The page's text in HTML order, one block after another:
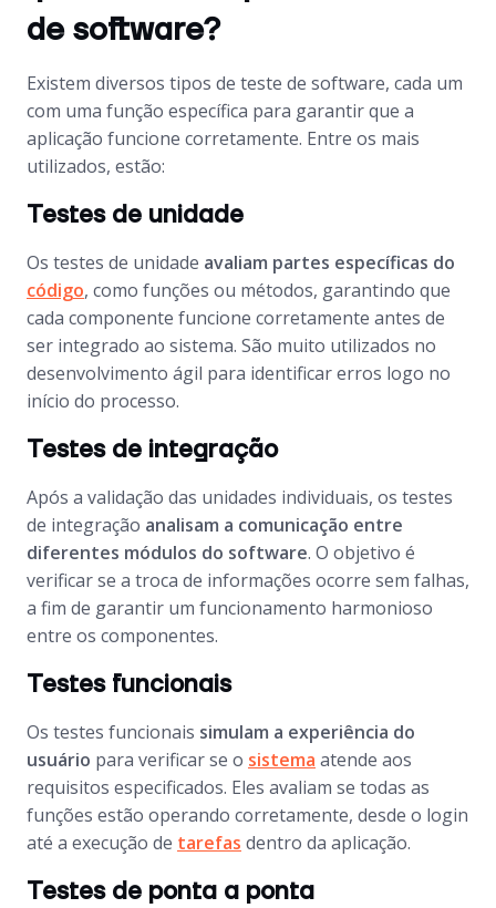
de software?
Existem diversos tipos de teste de software, cada um
com uma função específica para garantir que a
aplicação funcione corretamente. Entre os mais
utilizados, estão:
Testes de unidade
Os testes de unidade avaliam partes específicas do
código, como funções ou métodos, garantindo que
cada componente funcione corretamente antes de
ser integrado ao sistema. São muito utilizados no
desenvolvimento ágil para identificar erros logo no
início do processo.
Testes de integração
Após a validação das unidades individuais, os testes
de integração analisam a comunicação entre
diferentes módulos do software. O objetivo é
verificar se a troca de informações ocorre sem falhas,
a fim de garantir um funcionamento harmonioso
entre os componentes.
Testes funcionais
Os testes funcionais simulam a experiência do
usuário para verificar se o sistema atende aos
requisitos especificados. Eles avaliam se todas as
funções estão operando corretamente, desde o login
até a execução de tarefas dentro da aplicação.
Testes de ponta a ponta